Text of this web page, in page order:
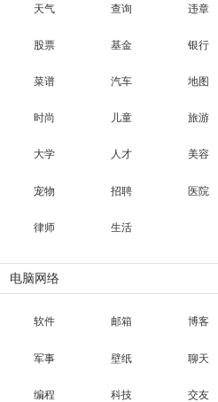
天气 查询 违章
股票 基金 银行
菜谱 汽车 地图
时尚 儿童 旅游
大学 人才 美容
宠物 招聘 医院
律师 生活
电脑网络
软件 邮箱 博客
军事 壁纸 聊天
编程 科技 交友